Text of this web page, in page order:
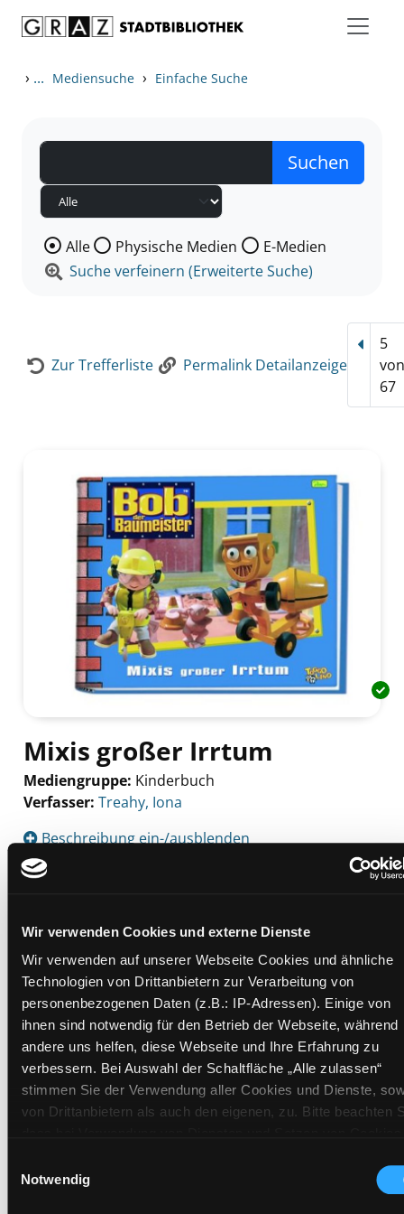
Wir verwenden Cookies und externe Dienste
Wir verwenden auf unserer Webseite Cookies und ähnliche
Technologien von Drittanbietern zur Verarbeitung von
personenbezogenen Daten (z.B.: IP-Adressen). Einige von
ihnen sind notwendig für den Betrieb der Webseite, während
andere uns helfen, diese Webseite und Ihre Erfahrung zu
verbessern. Bei Auswahl der Schaltfläche „Alle zulassen“
stimmen Sie der Verwendung aller Cookies und Dienste,
von Drittanbietern als auch den eigenen, zu. Bitte beachten
(Länder außerhalb des EWR ohne adäquates
Datenschutzniveau) stattfinden kann. In diesem
Notwendig
› ... Mediensuche › Einfache Suche
Wählen Sie die Medienart nach der Sie suchen wollen.
Alle Physische Medien
E-Medien
Suche verfeinern (Erweiterte Suche)
Zur Trefferliste Permalink Detailanzeige
5
67
Mixis großer Irrtum
Mediengruppe: Kinderbuch
Verfasser: Suche nach diesem Verfasser
Treahy, Iona
Beschreibung ein-/ausblenden
Mehr Informationen ein-/ausblenden
Exemplare
Zweigstelle:West - Eggenberg
Signatur:JD.P TRE
Standort 2:Ausleihe
Status:
Verfügbar
Vorbestellungen: 0
Barcode: